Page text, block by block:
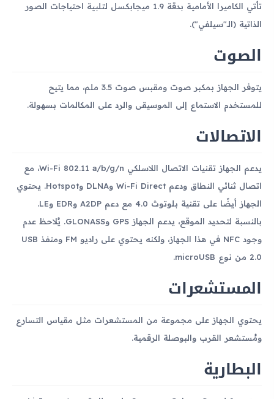
تأتي الكاميرا الأمامية بدقة 1.9 ميجابكسل لتلبية احتياجات الصور
الذاتية (الـ"سيلفي").
الصوت
يتوفر الجهاز بمكبر صوت ومقبس صوت 3.5 ملم، مما يتيح
للمستخدم الاستماع إلى الموسيقى والرد على المكالمات بسهولة.
الاتصالات
يدعم الجهاز تقنيات الاتصال اللاسلكي Wi-Fi 802.11 a/b/g/n، مع
اتصال ثنائي النطاق ودعم Wi-Fi Direct وDLNA وHotspot. يحتوي
الجهاز أيضًا على تقنية بلوتوث 4.0 مع دعم A2DP وEDR وLE.
بالنسبة لتحديد الموقع، يدعم الجهاز GPS وGLONASS. يُلاحظ عدم
وجود NFC في هذا الجهاز، ولكنه يحتوي على راديو FM ومنفذ USB
2.0 من نوع microUSB.
المستشعرات
يحتوي الجهاز على مجموعة من المستشعرات مثل مقياس التسارع
ومُستشعر القرب والبوصلة الرقمية.
البطارية